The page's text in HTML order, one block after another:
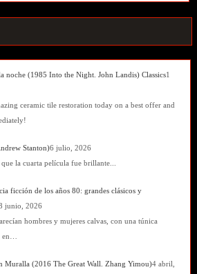
noche (1985 Into the Night. John Landis) Classics1
ceramic tile restoration today on a best offer and
Stanton)6 julio, 2026
la cuarta película fue brillante...
ficción de los años 80: grandes clásicos y
junio, 2026
hombres y mujeres calvas, con una túnica
Muralla (2016 The Great Wall. Zhang Yimou)4 abril,